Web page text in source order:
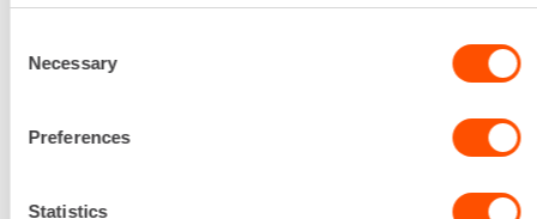
Selection
Necessary
Preferences
Statistics